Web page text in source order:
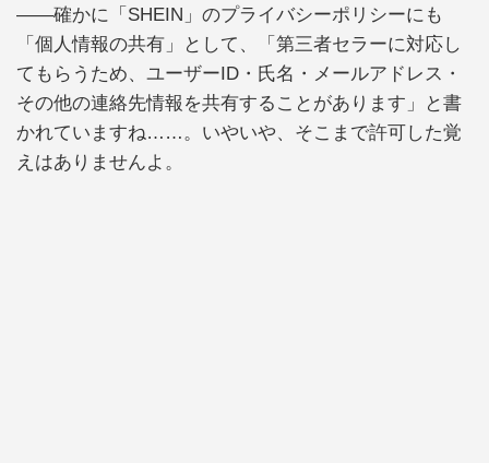
――確かに「SHEIN」のプライバシーポリシーにも
「個人情報の共有」として、「第三者セラーに対応し
てもらうため、ユーザーID・氏名・メールアドレス・
その他の連絡先情報を共有することがあります」と書
かれていますね……。いやいや、そこまで許可した覚
えはありませんよ。